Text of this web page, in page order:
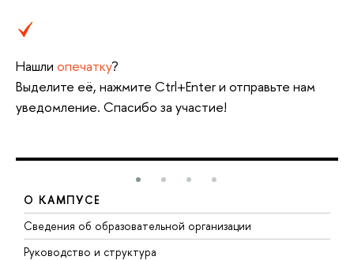
Нашли опечатку?
Выделите её, нажмите Ctrl+Enter и отправьте нам
уведомление. Спасибо за участие!
О КАМПУСЕ
Сведения об образовательной организации
Руководство и структура